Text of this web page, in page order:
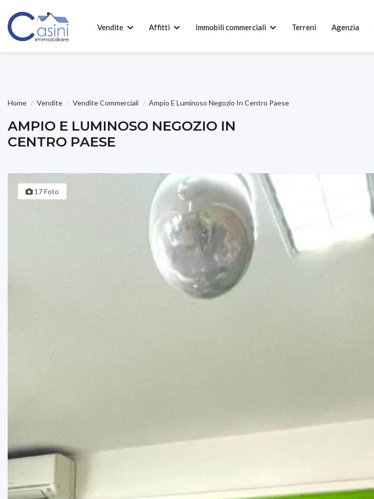
Vendite Affitti Immobili commerciali Terreni Agenzia
Home Vendite Vendite Commerciali Ampio E Luminoso Negozio In Centro Paese
AMPIO E LUMINOSO NEGOZIO IN
CENTRO PAESE
17 Foto